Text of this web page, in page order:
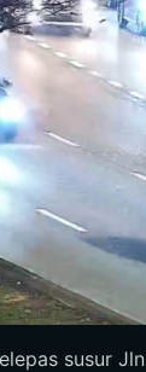
susur